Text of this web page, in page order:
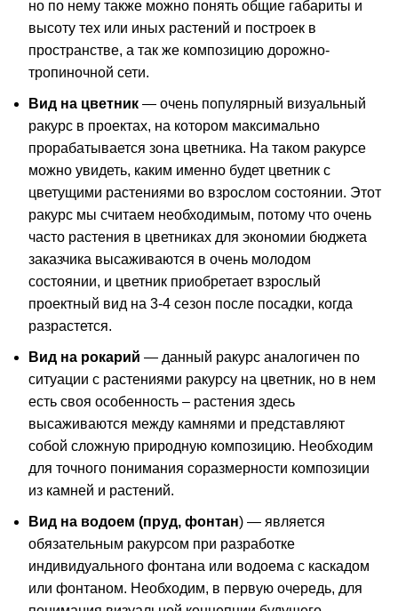
но по нему также можно понять общие габариты и
высоту тех или иных растений и построек в
пространстве, а так же композицию дорожно-
тропиночной сети.
Вид на цветник — очень популярный визуальный
ракурс в проектах, на котором максимально
прорабатывается зона цветника. На таком ракурсе
можно увидеть, каким именно будет цветник с
цветущими растениями во взрослом состоянии. Этот
ракурс мы считаем необходимым, потому что очень
часто растения в цветниках для экономии бюджета
заказчика высаживаются в очень молодом
состоянии, и цветник приобретает взрослый
проектный вид на 3-4 сезон после посадки, когда
разрастется.
Вид на рокарий — данный ракурс аналогичен по
ситуации с растениями ракурсу на цветник, но в нем
есть своя особенность – растения здесь
высаживаются между камнями и представляют
собой сложную природную композицию. Необходим
для точного понимания соразмерности композиции
из камней и растений.
Вид на водоем (пруд, фонтан) — является
обязательным ракурсом при разработке
индивидуального фонтана или водоема с каскадом
или фонтаном. Необходим, в первую очередь, для